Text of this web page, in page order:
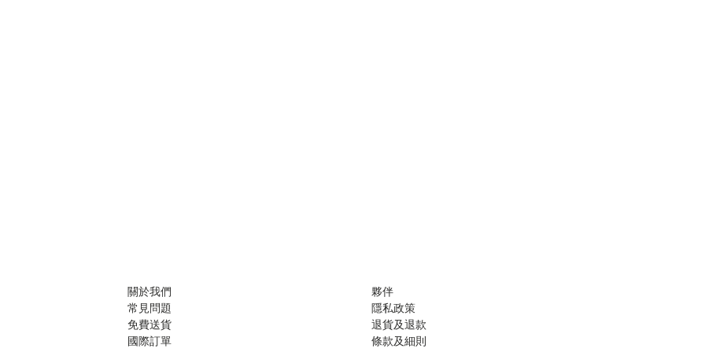
關於我們
常見問題
免費送貨
國際訂單
夥伴
隱私政策
退貨及退款
條款及細則